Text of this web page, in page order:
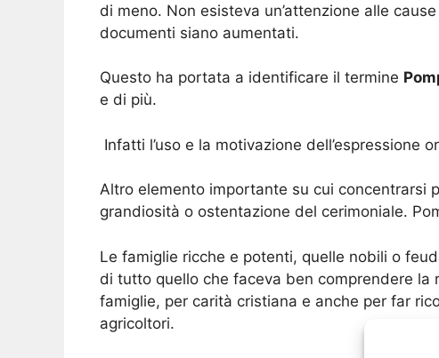
di meno. Non esisteva un’attenzione alle
documenti siano aumentati.
Questo ha portata a identificare il termine
e di più.
Infatti l’uso e la motivazione
Altro elemento importante su cui concentrarsi
grandiosità o ostentazione del cerimoniale.
Le famiglie ricche e potenti, quelle nobili o
di tutto quello che faceva ben comprendere
famiglie, per carità cristiana e anche per far
agricoltori.